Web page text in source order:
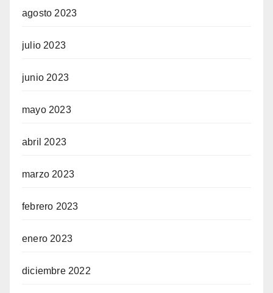
agosto 2023
julio 2023
junio 2023
mayo 2023
abril 2023
marzo 2023
febrero 2023
enero 2023
diciembre 2022